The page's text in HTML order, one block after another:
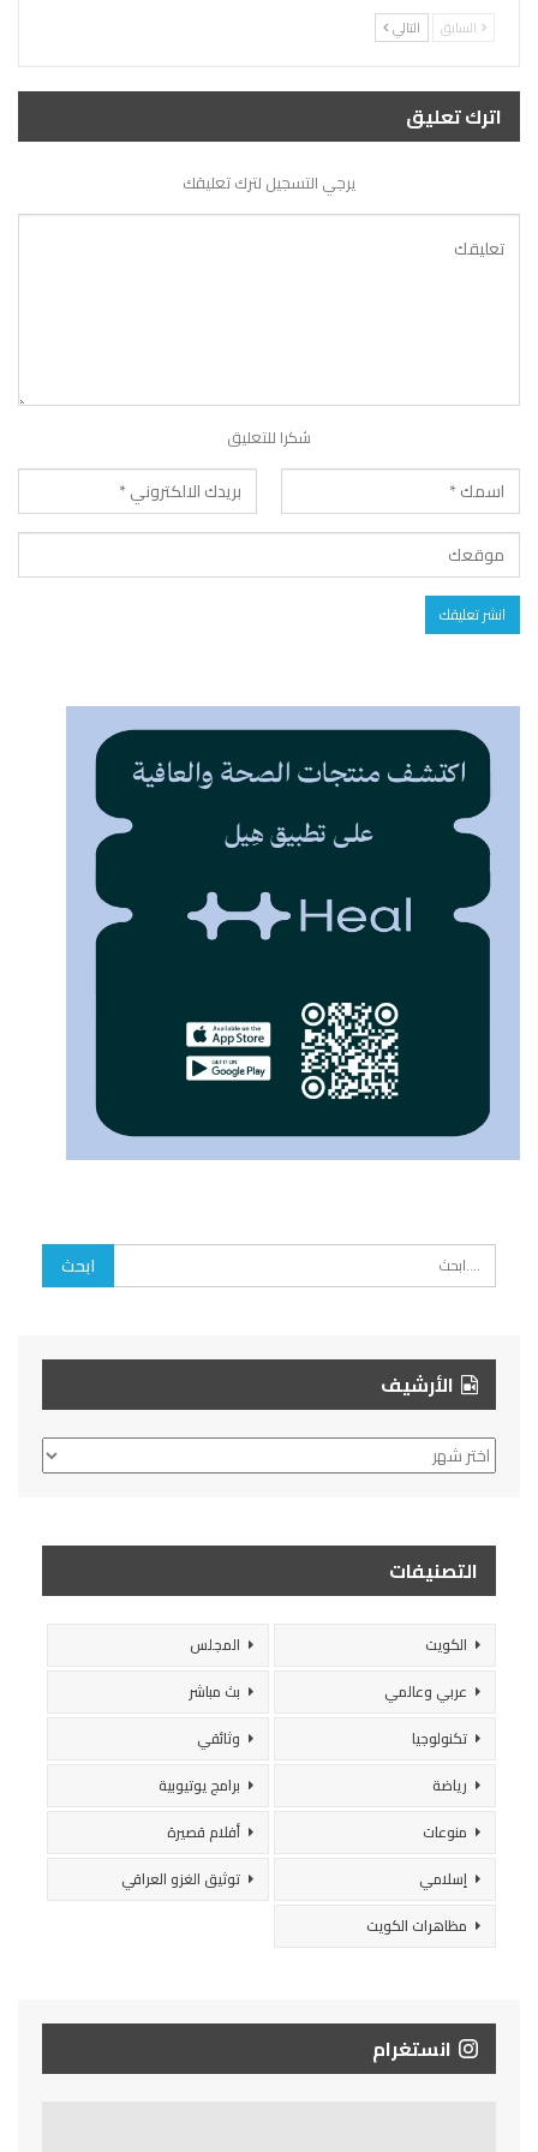
السابق التالي
اترك تعليق
يرجي التسجيل لترك تعليقك
شكرا للتعليق
الأرشيف
الأرشيف
التصنيفات
الكويت
المجلس
عربي وعالمي
بث مباشر
تكنولوجيا
وثائقي
رياضة
برامج يوتيوبية
منوعات
أفلام قصيرة
إسلامي
توثيق الغزو العراقي
مظاهرات الكويت
انستغرام